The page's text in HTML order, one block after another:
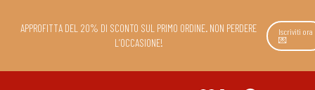
APPROFITTA DEL 20% DI SCONTO SUL PRIMO ORDINE. NON PERDERE
L’OCCASIONE!
Iscriviti ora
💌